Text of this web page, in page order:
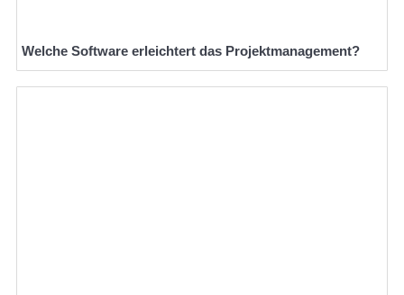
Welche Software erleichtert das Projektmanagement?